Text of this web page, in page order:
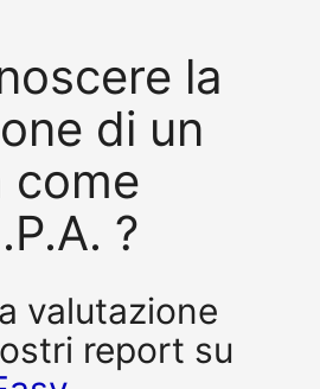
la
di un
come
?
valutazione
report su